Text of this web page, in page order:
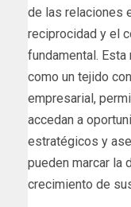
de las relaciones
reciprocidad y el
fundamental.
como un tejido
empresarial,
accedan a
estratégicos y
pueden marcar la
crecimiento de